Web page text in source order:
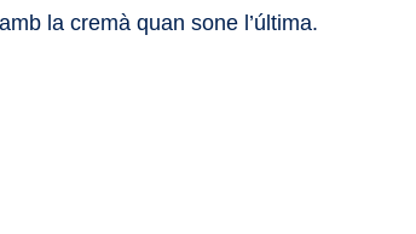
la cremà quan sone l’última.